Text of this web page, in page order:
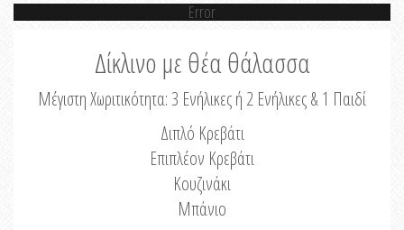
Error
Δίκλινο με θέα θάλασσα
Μέγιστη Χωριτικότητα: 3 Ενήλικες ή 2 Ενήλικες & 1 Παιδί
Διπλό Κρεβάτι
Επιπλέον Κρεβάτι
Κουζινάκι
Μπάνιο